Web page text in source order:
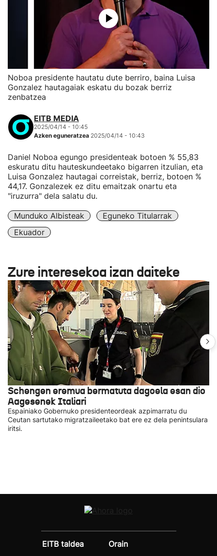
Noboa presidente hautatu dute berriro, baina Luisa
Gonzalez hautagaiak eskatu du bozak berriz
zenbatzea
EITB MEDIA
2025/04/14 - 10:45
Azken eguneratzea 2025/04/14 - 10:43
Daniel Noboa egungo presidenteak botoen % 55,83
eskuratu ditu hauteskundeetako bigarren itzulian, eta
Luisa Gonzalez hautagai correistak, berriz, botoen %
44,17. Gonzalezek ez ditu emaitzak onartu eta
"iruzurra" dela salatu du.
Munduko Albisteak
Eguneko Titularrak
Ekuador
Zure interesekoa izan daiteke
Schengen eremua bermatuta dagoela esan dio
Aagesenek Italiari
Espainiako Gobernuko presidenteordeak azpimarratu du
Ceutan sartutako migratzaileetako bat ere ez dela penintsulara
iritsi.
EITB taldea
Orain